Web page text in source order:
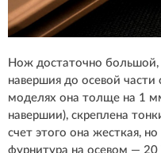
Нож достаточно большой,
навершия до осевой
моделях она толще на 1
навершии), скреплена
счет этого она жесткая,
фурнитура на осевом — 20